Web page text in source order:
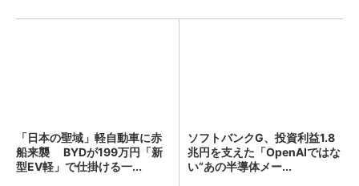
「日本の聖域」軽自動車に赤
船来襲 BYDが199万円「新
型EV軽」で仕掛ける一...
ソフトバンクG、投資利益1.8
兆円を支えた「OpenAIではな
い“あの半導体メー...